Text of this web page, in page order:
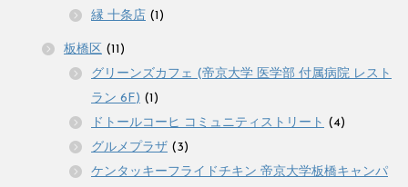
縁 十条店 (1)
板橋区 (11)
グリーンズカフェ (帝京大学 医学部 付属病院 レスト
ラン 6F) (1)
ドトールコーヒ コミュニティストリート (4)
グルメプラザ (3)
ケンタッキーフライドチキン 帝京大学板橋キャンパ